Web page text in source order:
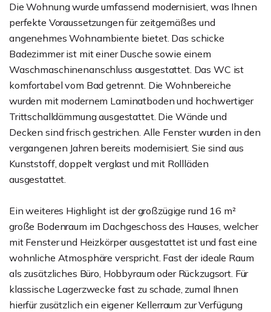
Die Wohnung wurde umfassend modernisiert, was Ihnen
perfekte Voraussetzungen für zeitgemäßes und
angenehmes Wohnambiente bietet. Das schicke
Badezimmer ist mit einer Dusche sowie einem
Waschmaschinenanschluss ausgestattet. Das WC ist
komfortabel vom Bad getrennt. Die Wohnbereiche
wurden mit modernem Laminatboden und hochwertiger
Trittschalldämmung ausgestattet. Die Wände und
Decken sind frisch gestrichen. Alle Fenster wurden in den
vergangenen Jahren bereits modernisiert. Sie sind aus
Kunststoff, doppelt verglast und mit Rollläden
ausgestattet.
Ein weiteres Highlight ist der großzügige rund 16 m²
große Bodenraum im Dachgeschoss des Hauses, welcher
mit Fenster und Heizkörper ausgestattet ist und fast eine
wohnliche Atmosphäre verspricht. Fast der ideale Raum
als zusätzliches Büro, Hobbyraum oder Rückzugsort. Für
klassische Lagerzwecke fast zu schade, zumal Ihnen
hierfür zusätzlich ein eigener Kellerraum zur Verfügung